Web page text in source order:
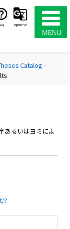
Japanese
Catalog chevron_right
あるいはヨミによ
?